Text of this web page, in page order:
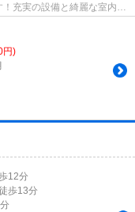
充実の設備と綺麗な室内を
円)
12分
歩13分